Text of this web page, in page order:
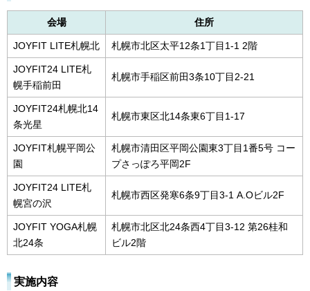
会場 住所
JOYFIT LITE札幌北 札幌市北区太平12条1丁目1-1 2階
JOYFIT24 LITE札
幌手稲前田
札幌市手稲区前田3条10丁目2-21
JOYFIT24札幌北14
条光星
札幌市東区北14条東6丁目1-17
JOYFIT札幌平岡公
園
札幌市清田区平岡公園東3丁目1番5号 コー
プさっぽろ平岡2F
JOYFIT24 LITE札
幌宮の沢
札幌市西区発寒6条9丁目3-1 A.Oビル2F
JOYFIT YOGA札幌
北24条
札幌市北区北24条西4丁目3-12 第26桂和
ビル2階
実施内容